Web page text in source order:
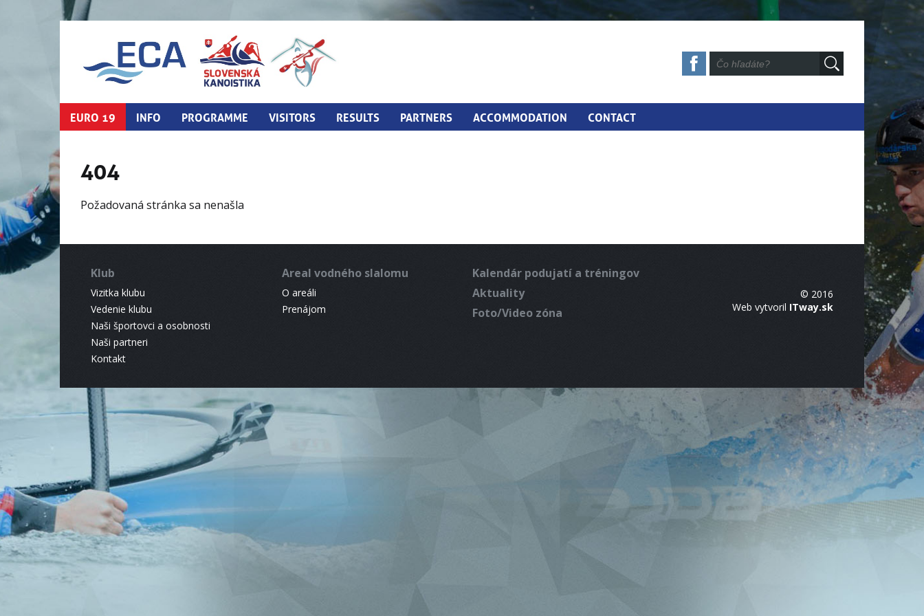
EURO 19 INFO PROGRAMME VISITORS RESULTS PARTNERS ACCOMMODATION CONTACT
404
Požadovaná stránka sa nenašla
Klub
Vizitka klubu
Vedenie klubu
Naši športovci a osobnosti
Naši partneri
Kontakt
Areal vodného slalomu
O areáli
Prenájom
Kalendár podujatí a tréningov
Aktuality
Foto/Video zóna
© 2016
Web vytvoril ITway.sk